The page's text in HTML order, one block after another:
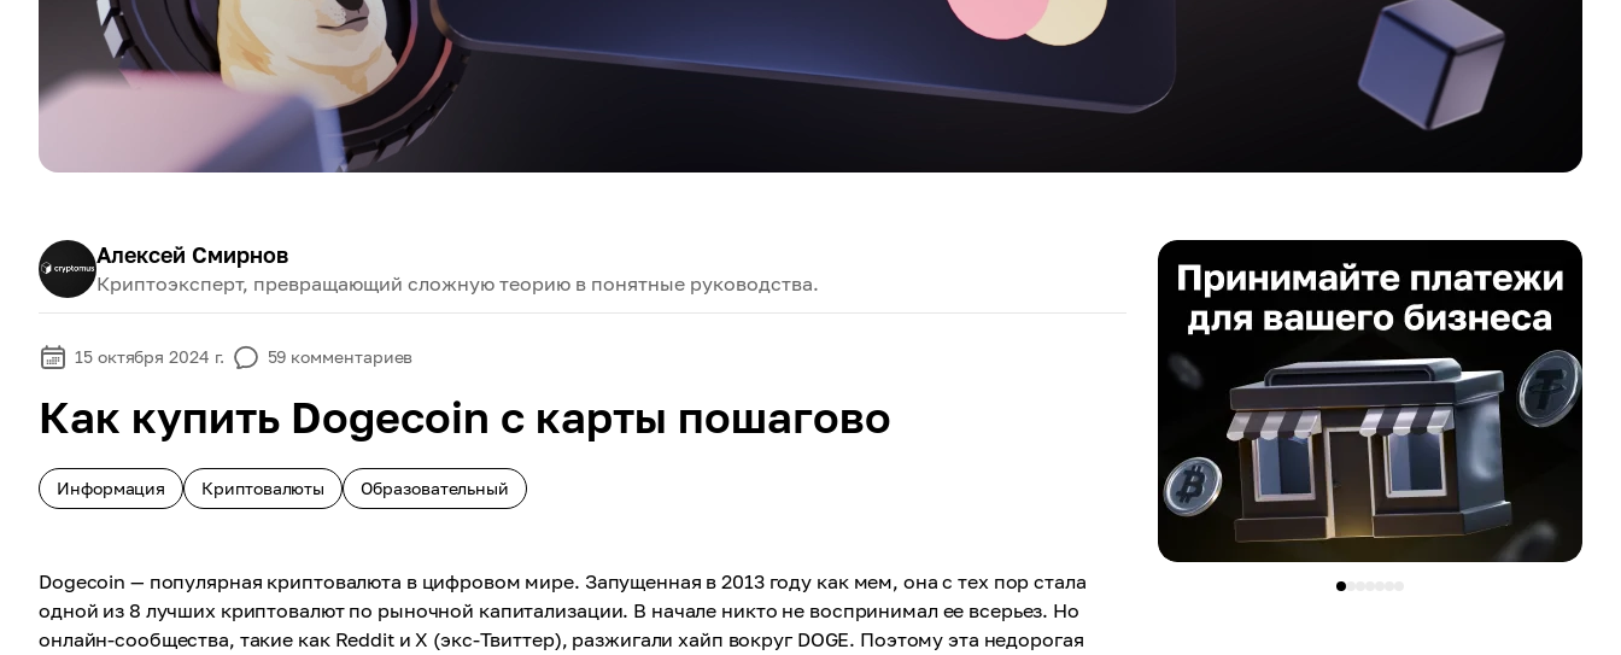
Алексей Смирнов
Криптоэксперт, превращающий сложную теорию в понятные руководства.
15 октября 2024 г. 59 комментариев
Как купить Dogecoin с карты пошагово
Информация Криптовалюты Образовательный
Dogecoin — популярная криптовалюта в цифровом мире. Запущенная в 2013 году как мем, она с тех пор стала
одной из 8 лучших криптовалют по рыночной капитализации. В начале никто не воспринимал ее всерьез. Но
онлайн-сообщества, такие как Reddit и X (экс-Твиттер), разжигали хайп вокруг DOGE. Поэтому эта недорогая